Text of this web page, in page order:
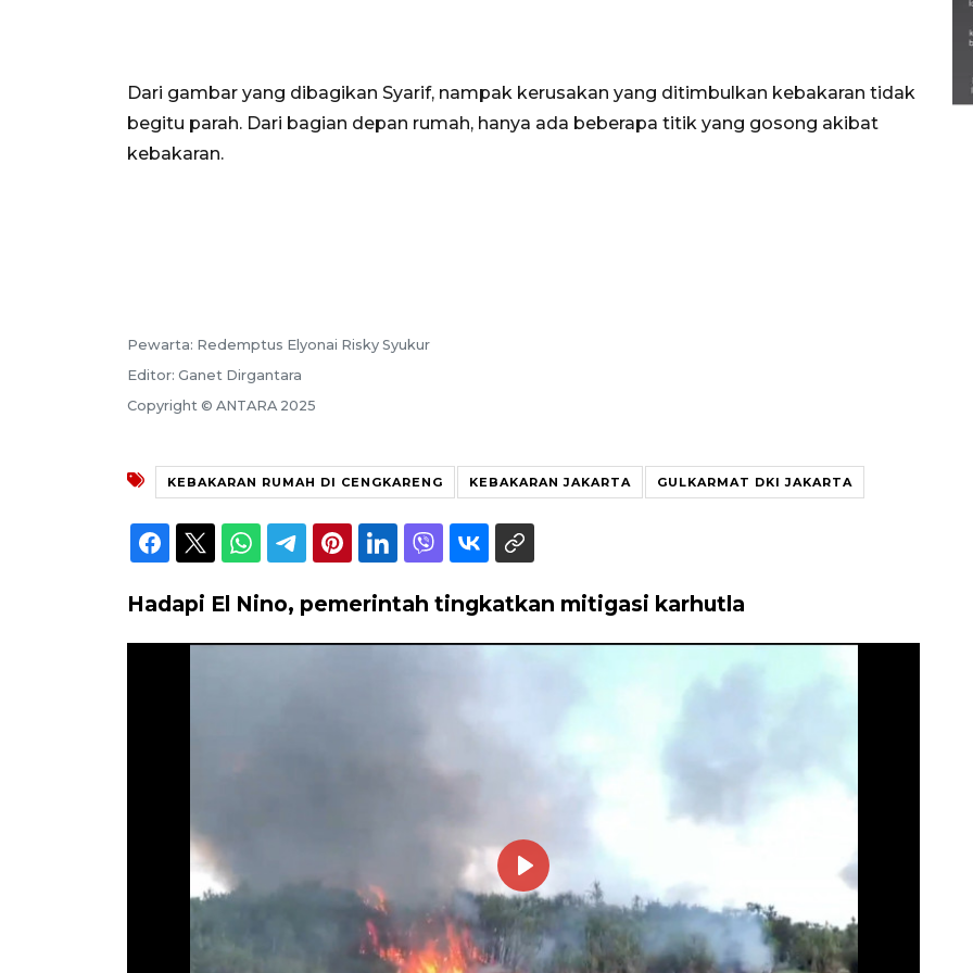
Dari gambar yang dibagikan Syarif, nampak kerusakan yang ditimbulkan kebakaran tidak
begitu parah. Dari bagian depan rumah, hanya ada beberapa titik yang gosong akibat
kebakaran.
Pewarta: Redemptus Elyonai Risky Syukur
Editor: Ganet Dirgantara
Copyright © ANTARA 2025
KEBAKARAN RUMAH DI CENGKARENG KEBAKARAN JAKARTA GULKARMAT DKI JAKARTA
Hadapi El Nino, pemerintah tingkatkan mitigasi karhutla
Play
28 Maret 2026